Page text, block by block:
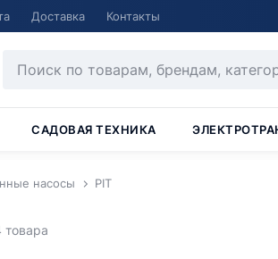
Доставка Контакты
САДОВАЯ ТЕХНИКА
насосы PIT
товара